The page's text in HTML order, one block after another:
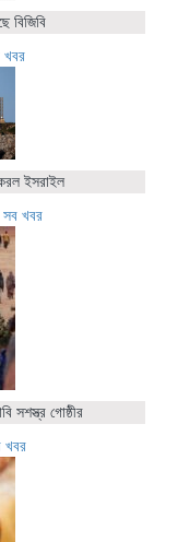
বিজিবি
খবর
ইসরাইল
সব খবর
সশস্ত্র গোষ্ঠীর
খবর